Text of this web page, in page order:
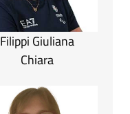
Filippi Giuliana
Chiara